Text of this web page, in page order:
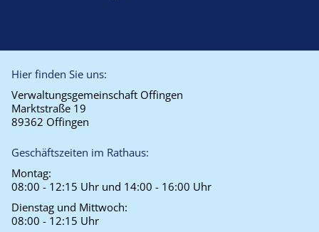
Hier finden Sie uns:
Verwaltungsgemeinschaft Offingen
Marktstraße 19
89362 Offingen
Geschäftszeiten im Rathaus:
Montag:
08:00 - 12:15 Uhr und 14:00 - 16:00 Uhr
Dienstag und Mittwoch:
08:00 - 12:15 Uhr